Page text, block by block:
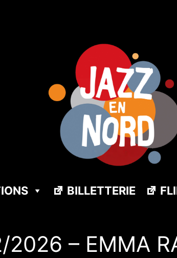
BILLETTERIE
– EMMA